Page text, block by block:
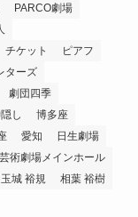
PARCO劇場
チケット
ピアフ
ターズ
劇団四季
し
博多座
愛知
日生劇場
術劇場メインホール
玉城 裕規
相葉 裕樹